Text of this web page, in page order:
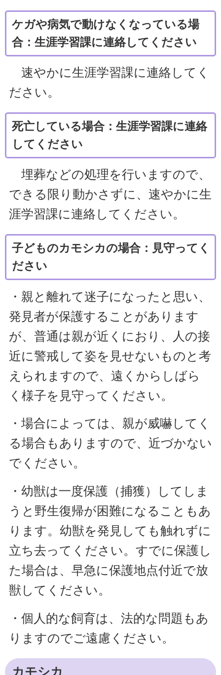
ケガや病気で動けなくなっている場
合：生涯学習課に連絡してください
速やかに生涯学習課に連絡してく
ださい。
死亡している場合：生涯学習課に連絡
してください
埋葬などの処理を行いますので、
できる限り動かさずに、速やかに生
涯学習課に連絡してください。
子どものカモシカの場合：見守ってく
ださい
・親と離れて迷子になったと思い、
発見者が保護することがあります
が、普通は親が近くにおり、人の接
近に警戒して姿を見せないものと考
えられますので、遠くからしばら
く様子を見守ってください。
・場合によっては、親が威嚇してく
る場合もありますので、近づかない
でください。
・幼獣は一度保護（捕獲）してしま
うと野生復帰が困難になることもあ
ります。幼獣を発見しても触れずに
立ち去ってください。すでに保護し
た場合は、早急に保護地点付近で放
獣してください。
・個人的な飼育は、法的な問題もあ
りますのでご遠慮ください。
カモシカ